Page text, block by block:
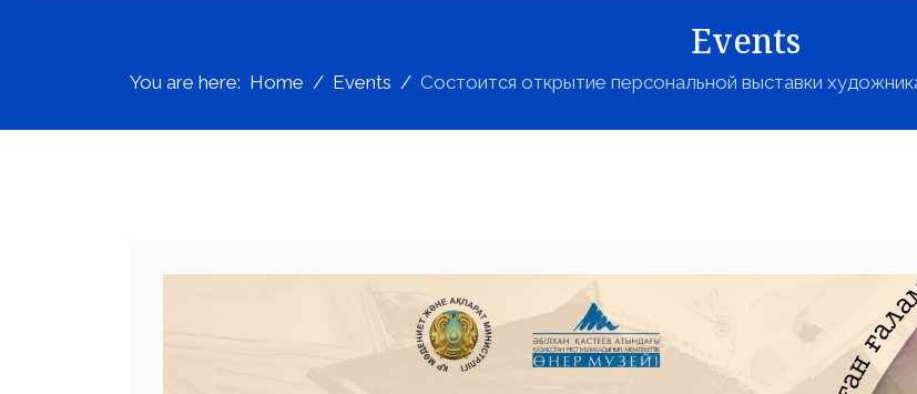
Events
You are here: Home Events Cостоится открытие персональной выставки